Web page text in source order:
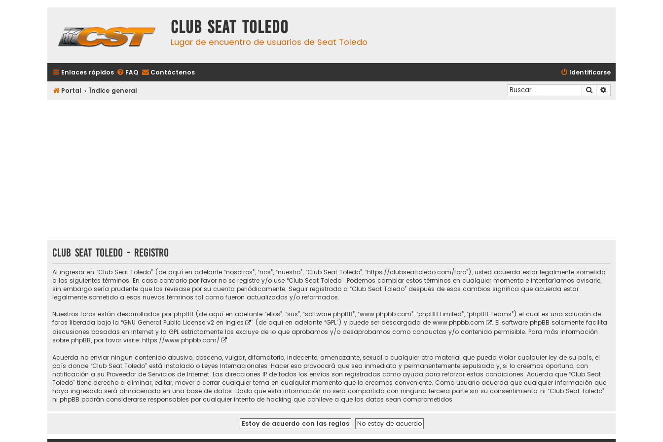
Club Seat Toledo
Lugar de encuentro de usuarios de Seat Toledo
Enlaces rápidos FAQ Contáctenos Identificarse
Portal Índice general Buscar
Club Seat Toledo - Registro
Al ingresar en “Club Seat Toledo” (de aquí en adelante “nosotros”, “nos”, “nuestro”, “Club Seat Toledo”, “https://clubseattoledo.com/foro”), usted acuerda estar legalmente sometido
a los siguientes términos. En caso contrario por favor no se registre y/o use “Club Seat Toledo”. Podemos cambiar estos términos en cualquier momento e intentaríamos avisarle,
sin embargo sería prudente que los revisase por su cuenta periódicamente. Seguir registrado a “Club Seat Toledo” después de esos cambios significa que acuerda estar
legalmente sometido a esos nuevos términos tal como fueron actualizados y/o reformados.
Nuestros foros están desarrollados por phpBB (de aquí en adelante “ellos”, “sus”, “software phpBB”, “www.phpbb.com”, “phpBB Limited”, “phpBB Teams”) el cual es una solución de
foros liberada bajo la “GNU General Public License v2 en Ingles ” (de aquí en adelante “GPL”) y puede ser descargada de www.phpbb.com
. El software phpBB solamente facilita
discusiones basadas en Internet y la GPL estrictamente los excluye de lo que aprobamos y/o desaprobamos como conductas y/o contenido permisible. Para más información
sobre phpBB, por favor visite: https://www.phpbb.com/ .
Acuerda no enviar ningun contenido abusivo, obsceno, vulgar, difamatorio, indecente, amenazante, sexual o cualquier otro material que pueda violar cualquier ley de su país, el
país donde “Club Seat Toledo” está instalado o Leyes Internacionales. Hacer eso provocará que sea inmediata y permanentemente expulsado y, si lo creemos oportuno, con
notificación a su Proveedor de Servicios de Internet. Las direcciones IP de todos los envíos son registradas como ayuda para reforzar estas condiciones. Acuerda que “Club Seat
Toledo” tiene derecho a eliminar, editar, mover o cerrar cualquier tema en cualquier momento que lo creamos conveniente. Como usuario acuerda que cualquier información que
haya ingresado será almacenada en una base de datos. Dado que esta información no será compartida con ninguna tercera parte sin su consentimiento, ni “Club Seat Toledo”
ni phpBB podrán considerarse responsables por cualquier intento de hacking que conlleve a que los datos sean comprometidos.